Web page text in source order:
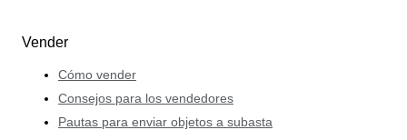
Vender
Cómo vender
Consejos para los vendedores
Pautas para enviar objetos a subasta